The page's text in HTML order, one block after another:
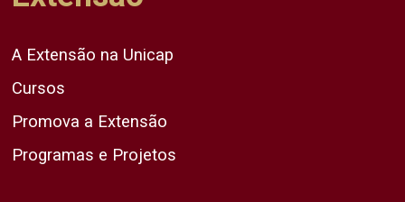
A Extensão na Unicap
Cursos
Promova a Extensão
Programas e Projetos